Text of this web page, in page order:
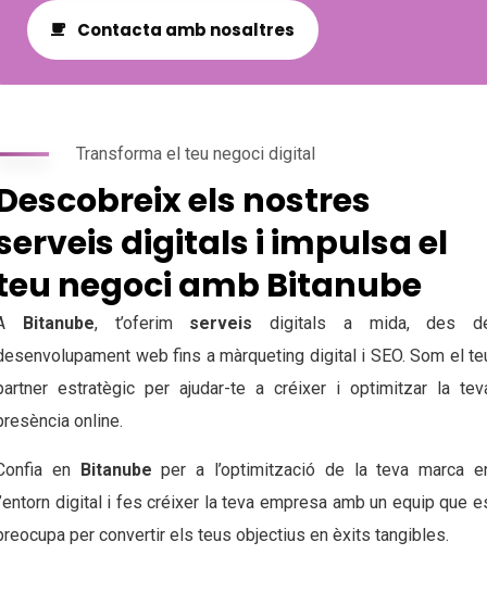
Contacta amb nosaltres
Transforma el teu negoci digital
els nostres
digitals i impulsa el
negoci amb Bitanube
Bitanube, t’oferim serveis digitals a mida, des
web fins a màrqueting digital i SEO. Som el
estratègic per ajudar-te a créixer i optimitzar la
online.
en Bitanube per a l’optimització de la teva marca
digital i fes créixer la teva empresa amb un equip que
per convertir els teus objectius en èxits tangibles.